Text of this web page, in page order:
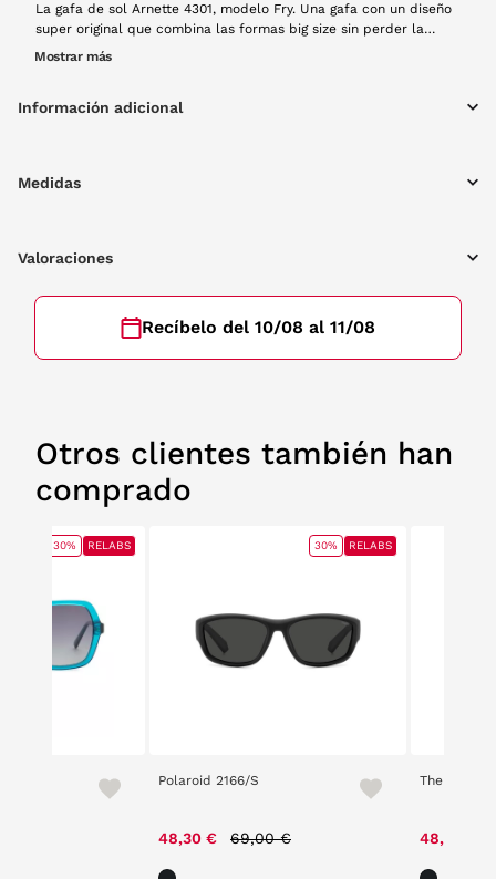
La gafa de sol Arnette 4301, modelo Fry. Una gafa con un diseño
super original que combina las formas big size sin perder la
esencia deportiva y urbana de Arnette. Toda la montura es de
Mostrar más
Información adicional
Medidas
Valoraciones
Recíbelo del 10/08 al 11/08
Otros clientes también han
comprado
30% RELABS
Polaroid 2166/S
48,30 € 69,00 €
30% RELABS
The Circus
48,30 €